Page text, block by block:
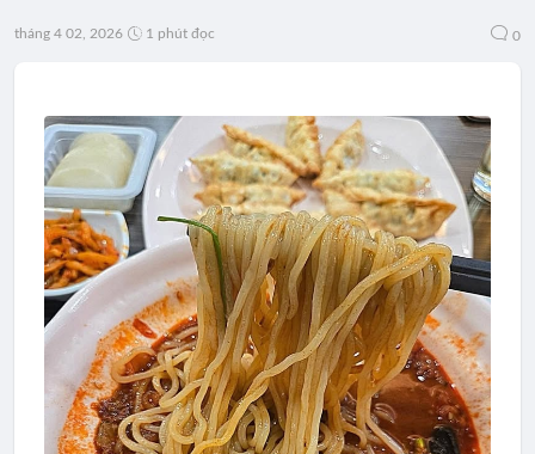
tháng 4 02, 2026 1 phút đọc 0